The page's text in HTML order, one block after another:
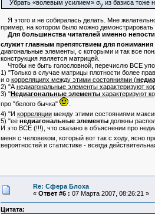
Убрать «волевым усилием» σуиз базиса тоже
Я этого и не собиралась делать. Мне
пример, на котором было можно демонстрировать
Для большинства читателей именно
служит главным препятствием для понимания
диагональные элементы, с которыми и так все
конструкция является матрицей.
Чтобы не быть голословной, перечислю ВСЕ
1) "Только в случае матрицы плотности более
и о корреляциях между этими состояниями (
2) "А недиагональные элементы характеризуют
3) "Недиагональные элементыхарактеризуют
про "белого бычка"
.
4) "И корреляциимежду этими состояниями
5) "ее недиагональные элементыдолжны
И это ВСЕ (!!!), что сказано в объяснении про
меня с человеком, который вот так с ходу, ясно
вероятностей и статистике - всегда
Re: Сфера Блоха
« Ответ #6 : 07 Марта 2007, 08:26:21 »
Цитата: